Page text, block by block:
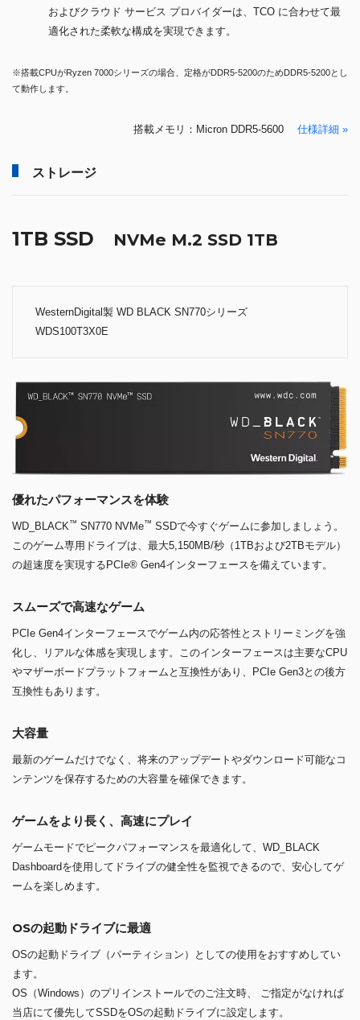
およびクラウド サービス プロバイダーは、TCO に合わせて最
適化された柔軟な構成を実現できます。
※搭載CPUがRyzen 7000シリーズの場合、定格がDDR5-5200のためDDR5-5200とし
て動作します。
搭載メモリ：Micron DDR5-5600 仕様詳細 »
ストレージ
1TB SSD NVMe M.2 SSD 1TB
WesternDigital製 WD BLACK SN770シリーズ
WDS100T3X0E
優れたパフォーマンスを体験
WD_BLACK™ SN770 NVMe™ SSDで今すぐゲームに参加しましょう。
このゲーム専用ドライブは、最大5,150MB/秒（1TBおよび2TBモデル）
の超速度を実現するPCIe® Gen4インターフェースを備えています。
スムーズで高速なゲーム
PCIe Gen4インターフェースでゲーム内の応答性とストリーミングを強
化し、リアルな体感を実現します。このインターフェースは主要なCPU
やマザーボードプラットフォームと互換性があり、PCIe Gen3との後方
互換性もあります。
大容量
最新のゲームだけでなく、将来のアップデートやダウンロード可能なコ
ンテンツを保存するための大容量を確保できます。
ゲームをより長く、高速にプレイ
ゲームモードでピークパフォーマンスを最適化して、WD_BLACK
Dashboardを使用してドライブの健全性を監視できるので、安心してゲ
ームを楽しめます。
OSの起動ドライブに最適
OSの起動ドライブ（パーティション）としての使用をおすすめしてい
ます。
OS（Windows）のプリインストールでのご注文時、 ご指定がなければ
当店にて優先してSSDをOSの起動ドライブに設定します。